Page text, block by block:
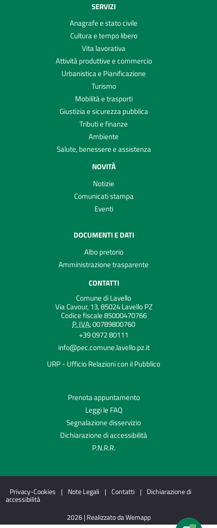
SERVIZI
Anagrafe e stato civile
Cultura e tempo libero
Vita lavorativa
Attività produttive e commercio
Urbanistica e Pianificazione
Turismo
Mobilità e trasporti
Giustizia e sicurezza pubblica
Tributi e finanze
Ambiente
Salute, benessere e assistenza
NOVITÀ
Notizie
Comunicati stampa
Eventi
DOCUMENTI E DATI
Albo pretorio
Amministrazione trasparente
CONTATTI
Comune di Lavello
Via Cavour, 13, 85024 Lavello PZ
Codice fiscale 85000470766
P. IVA:00789800760
+39 0972 80111
info@pec.comune.lavello.pz.it
URP - Ufficio Relazioni con il Pubblico
Prenota appuntamento
Leggi le FAQ
Segnalazione disservizio
Dichiarazione di accessibilità
P.N.R.R.
Privacy-Cookies | Note Legali | Contatti | Dichiarazione di
accessibilità
2026 | Realizzato da Wemapp